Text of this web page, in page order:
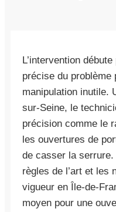
L’intervention
précise du problème
manipulation inutile.
sur-Seine, le
précision comme le
les ouvertures de
de casser la
règles de l’art et les
vigueur en Île-de-
moyen pour une